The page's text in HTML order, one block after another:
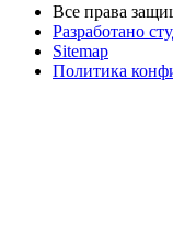
Все права
Разработано
Sitemap
Политика